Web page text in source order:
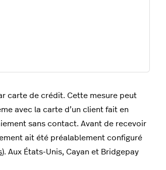
carte de crédit. Cette mesure peut
avec la carte d’un client fait en
sans contact. Avant de recevoir
ait été préalablement configuré
). Aux États-Unis, Cayan et Bridgepay